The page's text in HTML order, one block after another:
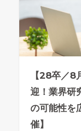
【28卒／8
迎！業界研
の可能性を
催】